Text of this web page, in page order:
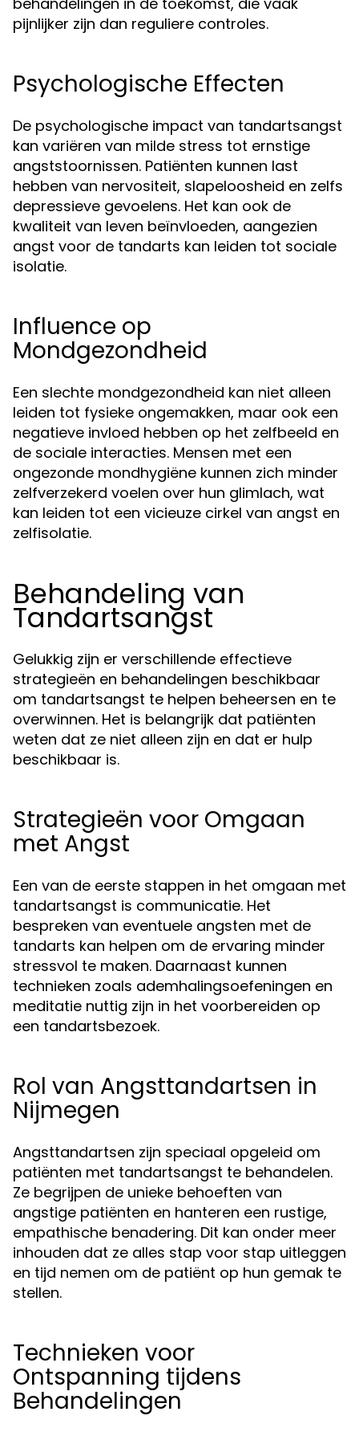
pijnlijker zijn dan reguliere controles.
Psychologische Effecten
De psychologische impact van tandartsangst
kan variëren van milde stress tot ernstige
angststoornissen. Patiënten kunnen last
hebben van nervositeit, slapeloosheid en zelfs
depressieve gevoelens. Het kan ook de
kwaliteit van leven beïnvloeden, aangezien
angst voor de tandarts kan leiden tot sociale
isolatie.
Influence op
Mondgezondheid
Een slechte mondgezondheid kan niet alleen
leiden tot fysieke ongemakken, maar ook een
negatieve invloed hebben op het zelfbeeld en
de sociale interacties. Mensen met een
ongezonde mondhygiëne kunnen zich minder
zelfverzekerd voelen over hun glimlach, wat
kan leiden tot een vicieuze cirkel van angst en
zelfisolatie.
Behandeling van
Tandartsangst
Gelukkig zijn er verschillende effectieve
strategieën en behandelingen beschikbaar
om tandartsangst te helpen beheersen en te
overwinnen. Het is belangrijk dat patiënten
weten dat ze niet alleen zijn en dat er hulp
beschikbaar is.
Strategieën voor Omgaan
met Angst
Een van de eerste stappen in het omgaan met
tandartsangst is communicatie. Het
bespreken van eventuele angsten met de
tandarts kan helpen om de ervaring minder
stressvol te maken. Daarnaast kunnen
technieken zoals ademhalingsoefeningen en
meditatie nuttig zijn in het voorbereiden op
een tandartsbezoek.
Rol van Angsttandartsen in
Nijmegen
Angsttandartsen zijn speciaal opgeleid om
patiënten met tandartsangst te behandelen.
Ze begrijpen de unieke behoeften van
angstige patiënten en hanteren een rustige,
empathische benadering. Dit kan onder meer
inhouden dat ze alles stap voor stap uitleggen
en tijd nemen om de patiënt op hun gemak te
stellen.
Technieken voor
Ontspanning tijdens
Behandelingen